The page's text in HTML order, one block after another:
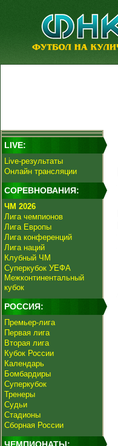
LIVE:
Live-результаты
Онлайн трансляции
СОРЕВНОВАНИЯ:
ЧМ 2026
Лига чемпионов
Лига Европы
Лига конференций
Лига наций
Клубный ЧМ
Суперкубок УЕФА
Межконтинентальный
кубок
РОССИЯ:
Премьер-лига
Первая лига
Вторая лига
Кубок России
Календарь
Бомбардиры
Суперкубок
Тренеры
Судьи
Стадионы
Сборная России